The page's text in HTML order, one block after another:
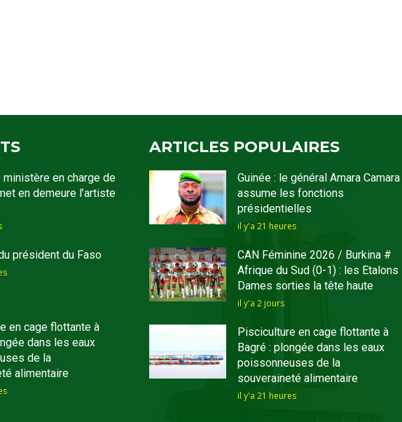
ministère en charge de
en demeure l’artiste
président du Faso
en cage flottante à
dans les eaux
de la
alimentaire
ARTICLES POPULAIRES
Guinée : le général Amara Camara
assume les fonctions
présidentielles
il y'a 21 heures
CAN Féminine 2026 / Burkina #
Afrique du Sud (0-1) : les Etalons
Dames sorties la tête haute
il y'a 2 jours
Pisciculture en cage flottante à
Bagré : plongée dans les eaux
poissonneuses de la
souveraineté alimentaire
il y'a 21 heures